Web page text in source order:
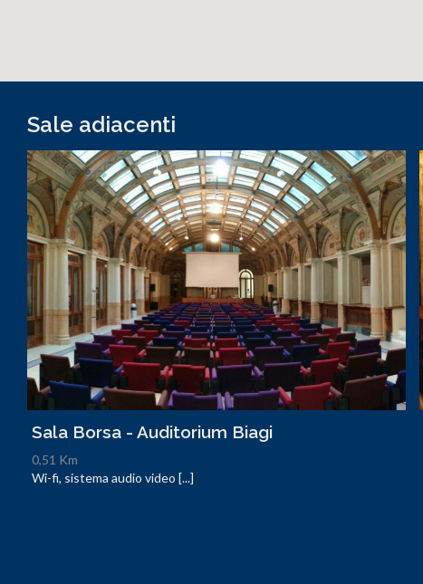
Sale adiacenti
Sala Borsa - Auditorium Biagi
0,51 Km
Wi-fi, sistema audio video [...]